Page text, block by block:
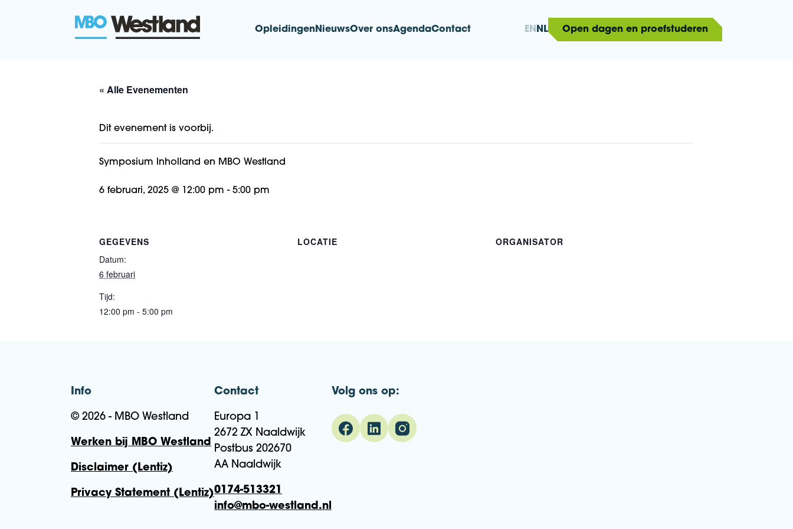
MBO Westland
OpleidingenNieuwsOver onsAgendaContact EN NL Open dagen en proefstuderen
« Alle Evenementen
Dit evenement is voorbij.
Symposium Inholland en MBO Westland
6 februari, 2025 @ 12:00 pm - 5:00 pm
GEGEVENS
Datum:
6 februari
Tijd:
12:00 pm - 5:00 pm
LOCATIE ORGANISATOR
Info
© 2026 - MBO Westland
Werken bij MBO Westland
Disclaimer (Lentiz)
Privacy Statement (Lentiz)
Contact
Europa 1
2672 ZX Naaldwijk
Postbus 202670
AA Naaldwijk
0174-513321
info@mbo-westland.nl
Volg ons op: